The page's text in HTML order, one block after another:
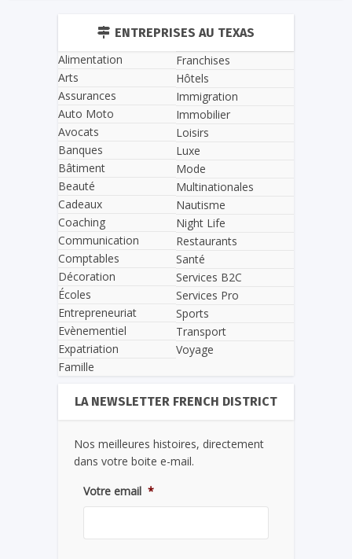
ENTREPRISES AU TEXAS
Alimentation
Arts
Assurances
Auto Moto
Avocats
Banques
Bâtiment
Beauté
Cadeaux
Coaching
Communication
Comptables
Décoration
Écoles
Entrepreneuriat
Evènementiel
Expatriation
Famille
Franchises
Hôtels
Immigration
Immobilier
Loisirs
Luxe
Mode
Multinationales
Nautisme
Night Life
Restaurants
Santé
Services B2C
Services Pro
Sports
Transport
Voyage
LA NEWSLETTER FRENCH DISTRICT
Nos meilleures histoires, directement
dans votre boite e-mail.
Votre email *